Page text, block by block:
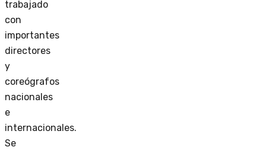
trabajado
con
importantes
directores
y
coreógrafos
nacionales
e
internacionales.
Se